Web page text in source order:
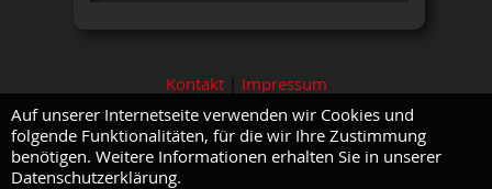
Kontakt| Impressum
Auf unserer Internetseite verwenden wir Cookies und
folgende Funktionalitäten, für die wir Ihre Zustimmung
benötigen. Weitere Informationen erhalten Sie in unserer
Datenschutzerklärung.